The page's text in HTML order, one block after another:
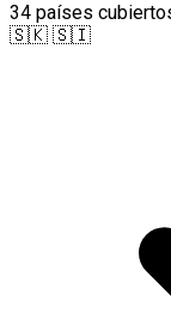
34 países
🇸🇰 🇸🇮